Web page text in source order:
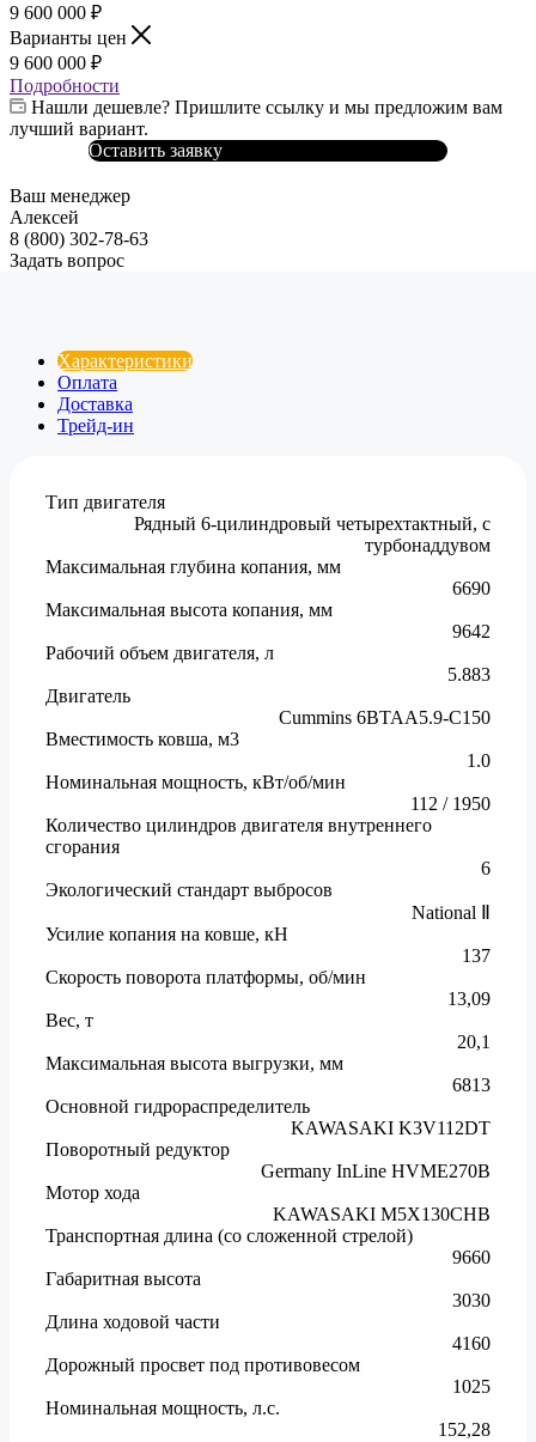
9 600 000 ₽
Варианты цен
9 600 000 ₽
Подробности
Нашли дешевле? Пришлите ссылку и мы предложим вам
лучший вариант.
Оставить заявку
Ваш менеджер
Алексей
8 (800) 302-78-63
Задать вопрос
Характеристики
Оплата
Доставка
Трейд-ин
Тип двигателя
Рядный 6-цилиндровый четырехтактный, с
турбонаддувом
Максимальная глубина копания, мм
6690
Максимальная высота копания, мм
9642
Рабочий объем двигателя, л
5.883
Двигатель
Cummins 6BTAA5.9-C150
Вместимость ковша, м3
1.0
Номинальная мощность, кВт/об/мин
112 / 1950
Количество цилиндров двигателя внутреннего
сгорания
6
Экологический стандарт выбросов
National Ⅱ
Усилие копания на ковше, кН
137
Скорость поворота платформы, об/мин
13,09
Вес, т
20,1
Максимальная высота выгрузки, мм
6813
Основной гидрораспределитель
KAWASAKI K3V112DT
Поворотный редуктор
Germany InLine HVME270B
Мотор хода
KAWASAKI M5X130CHB
Транспортная длина (со сложенной стрелой)
9660
Габаритная высота
3030
Длина ходовой части
4160
Дорожный просвет под противовесом
1025
Номинальная мощность, л.с.
152,28